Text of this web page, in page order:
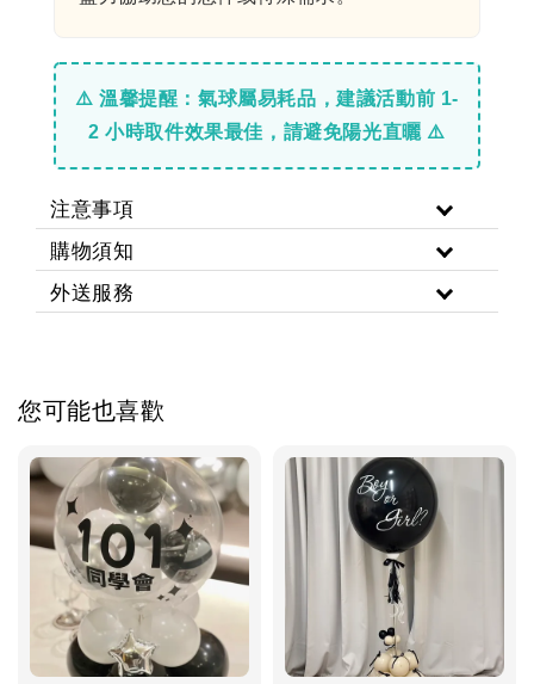
⚠️ 溫馨提醒：氣球屬易耗品，建議活動前 1-
2 小時取件效果最佳，請避免陽光直曬 ⚠️
注意事項
購物須知
外送服務
您可能也喜歡